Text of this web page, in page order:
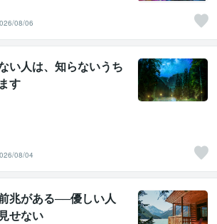
08/06
い人は、知らないうち
す
08/04
兆がある──優しい人
せない